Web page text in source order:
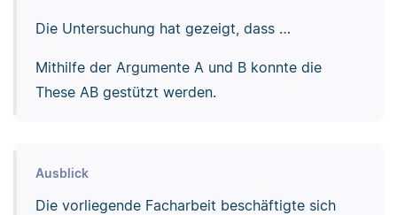
Die Untersuchung hat gezeigt, dass …
Mithilfe der Argumente A und B konnte die
These AB gestützt werden.
Ausblick
Die vorliegende Facharbeit beschäftigte sich